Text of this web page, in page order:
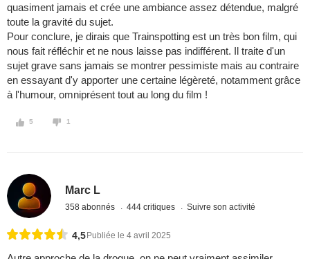
quasiment jamais et crée une ambiance assez détendue, malgré
toute la gravité du sujet.
Pour conclure, je dirais que Trainspotting est un très bon film, qui
nous fait réfléchir et ne nous laisse pas indifférent. Il traite d'un
sujet grave sans jamais se montrer pessimiste mais au contraire
en essayant d'y apporter une certaine légèreté, notamment grâce
à l'humour, omniprésent tout au long du film !
5 1
Marc L
358 abonnés 444 critiques Suivre son activité
4,5 Publiée le 4 avril 2025